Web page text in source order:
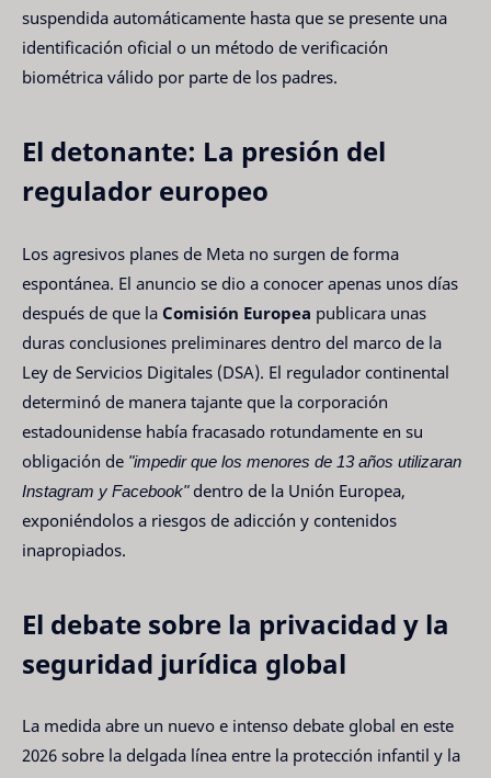
suspendida automáticamente hasta que se presente una
identificación oficial o un método de verificación
biométrica válido por parte de los padres.
El detonante: La presión del
regulador europeo
Los agresivos planes de Meta no surgen de forma
espontánea. El anuncio se dio a conocer apenas unos días
después de que la Comisión Europea publicara unas
duras conclusiones preliminares dentro del marco de la
Ley de Servicios Digitales (DSA). El regulador continental
determinó de manera tajante que la corporación
estadounidense había fracasado rotundamente en su
obligación de "impedir que los menores de 13 años utilizaran
Instagram y Facebook"dentro de la Unión Europea,
exponiéndolos a riesgos de adicción y contenidos
inapropiados.
El debate sobre la privacidad y la
seguridad jurídica global
La medida abre un nuevo e intenso debate global en este
2026 sobre la delgada línea entre la protección infantil y la